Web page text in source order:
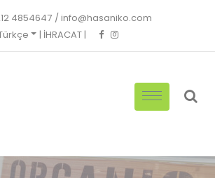
4854647 /info@hasaniko.com
| İHRACAT |